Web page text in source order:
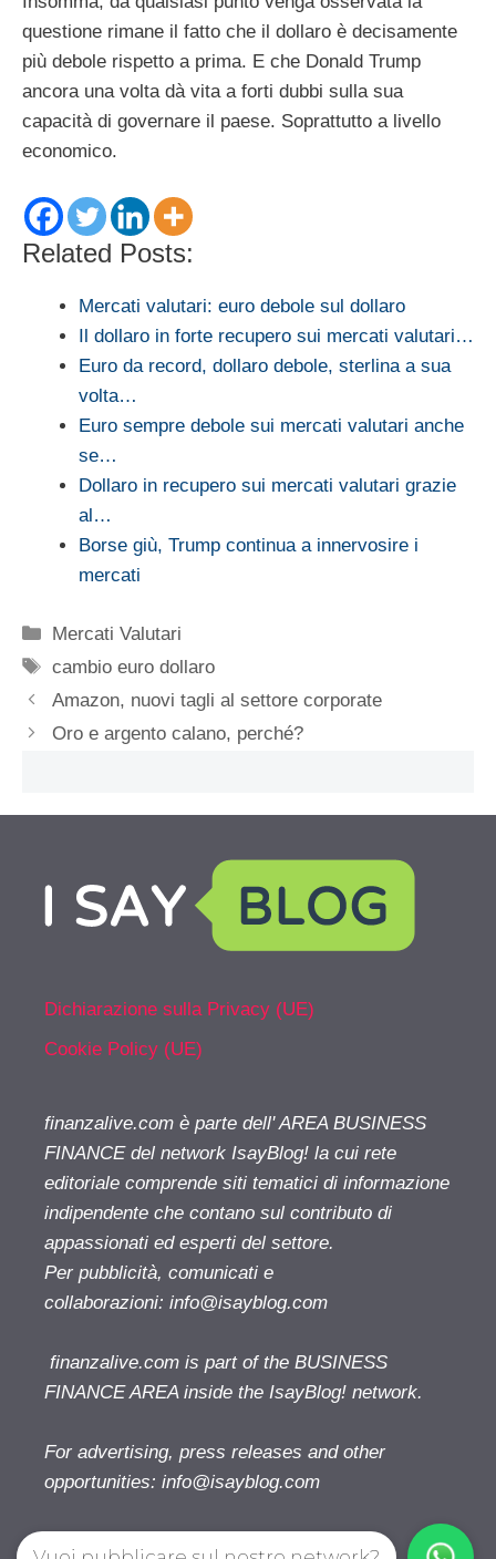
questione rimane il fatto che il dollaro è decisamente
più debole rispetto a prima. E che Donald Trump
ancora una volta dà vita a forti dubbi sulla sua
capacità di governare il paese. Soprattutto a livello
economico.
Related Posts:
Mercati valutari: euro debole sul dollaro
Il dollaro in forte recupero sui mercati valutari…
Euro da record, dollaro debole, sterlina a sua
volta…
Euro sempre debole sui mercati valutari anche
se…
Dollaro in recupero sui mercati valutari grazie
al…
Borse giù, Trump continua a innervosire i
mercati
Categorie
Mercati Valutari
Tag
cambio euro dollaro
Amazon, nuovi tagli al settore corporate
Oro e argento calano, perché?
Dichiarazione sulla Privacy (UE)
Cookie Policy (UE)
finanzalive.com è parte dell' AREA BUSINESS
FINANCE del network IsayBlog! la cui rete
editoriale comprende siti tematici di informazione
indipendente che contano sul contributo di
appassionati ed esperti del settore.
Per pubblicità, comunicati e
collaborazioni: info@isayblog.com
finanzalive.com is part of the BUSINESS
FINANCE AREA inside the IsayBlog! network.
For advertising, press releases and other
opportunities: info@isayblog.com